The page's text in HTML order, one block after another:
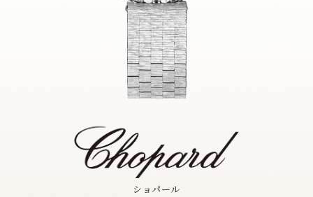
ショパール